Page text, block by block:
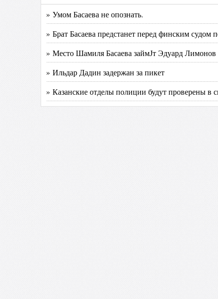
» Умом Басаева не опознать.
» Брат Басаева предстанет перед финским
» Место Шамиля Басаева займЈт Эдуард Лимонов
» Ильдар Дадин задержан за пикет
» Казанские отделы полиции будут проверены в